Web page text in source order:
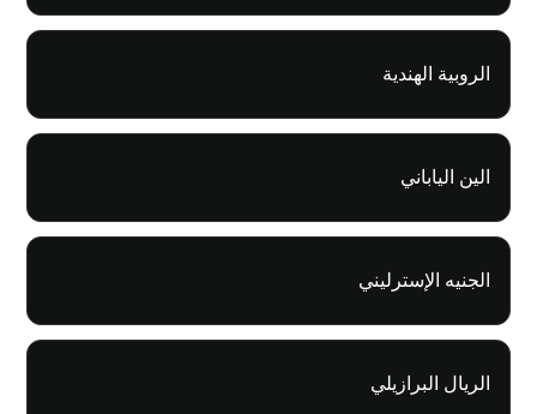
الروبية الهندية
الين الياباني
الجنيه الإسترليني
الريال البرازيلي